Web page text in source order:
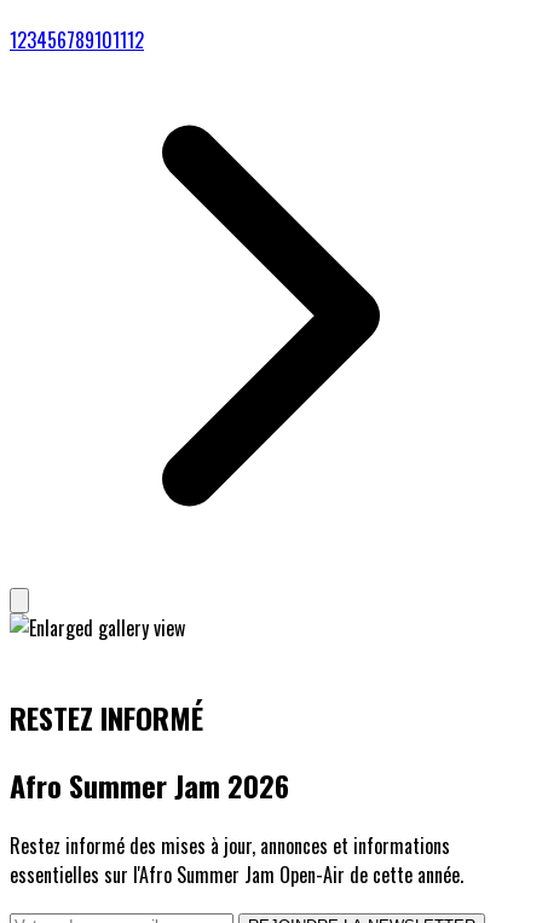
123456789101112
RESTEZ INFORMÉ
Afro Summer Jam 2026
Restez informé des mises à jour, annonces et informations
essentielles sur l'Afro Summer Jam Open-Air de cette année.